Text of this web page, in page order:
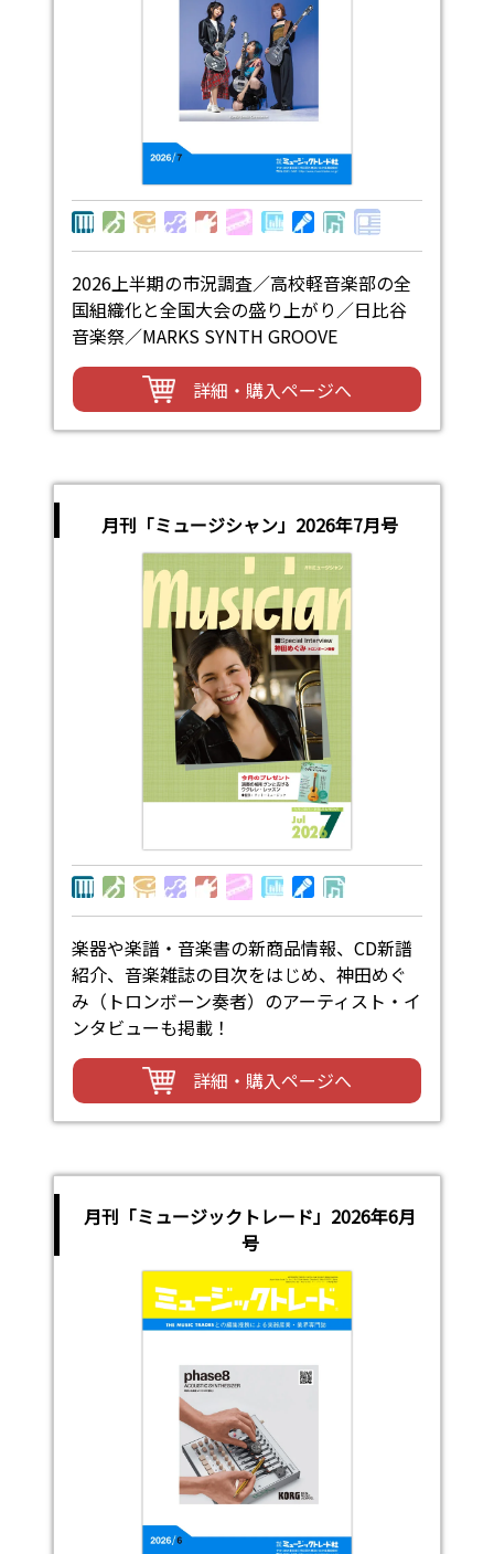
2026上半期の市況調査／高校軽音楽部の全
国組織化と全国大会の盛り上がり／日比谷
音楽祭／MARKS SYNTH GROOVE
詳細・購入ページへ
月刊「ミュージシャン」2026年7月号
楽器や楽譜・音楽書の新商品情報、CD新譜
紹介、音楽雑誌の目次をはじめ、神田めぐ
み（トロンボーン奏者）のアーティスト・イ
ンタビューも掲載！
詳細・購入ページへ
月刊「ミュージックトレード」2026年6月
号